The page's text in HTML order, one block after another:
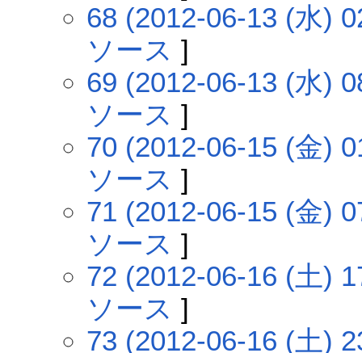
68 (2012-06-13 (水)
ソース ]
69 (2012-06-13 (水)
ソース ]
70 (2012-06-15 (金)
ソース ]
71 (2012-06-15 (金)
ソース ]
72 (2012-06-16 (土)
ソース ]
73 (2012-06-16 (土)